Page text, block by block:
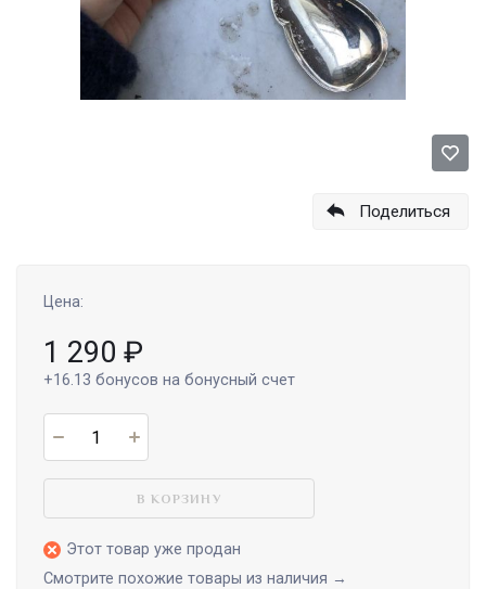
Поделиться
Цена:
1 290 ₽
+16.13 бонусов на бонусный счет
В КОРЗИНУ
Этот товар уже продан
Смотрите похожие товары из наличия →